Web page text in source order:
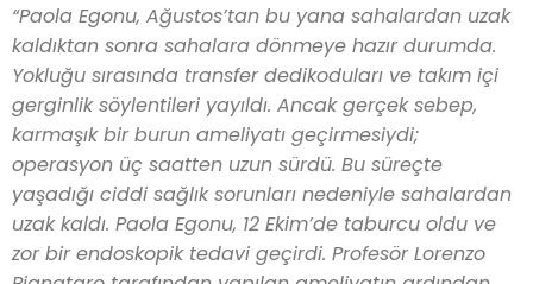
“Paola Egonu, Ağustos’tan bu yana sahalardan uzak
kaldıktan sonra sahalara dönmeye hazır durumda.
Yokluğu sırasında transfer dedikoduları ve takım içi
gerginlik söylentileri yayıldı. Ancak gerçek sebep,
karmaşık bir burun ameliyatı geçirmesiydi;
operasyon üç saatten uzun sürdü. Bu süreçte
yaşadığı ciddi sağlık sorunları nedeniyle sahalardan
uzak kaldı. Paola Egonu, 12 Ekim’de taburcu oldu ve
zor bir endoskopik tedavi geçirdi. Profesör Lorenzo